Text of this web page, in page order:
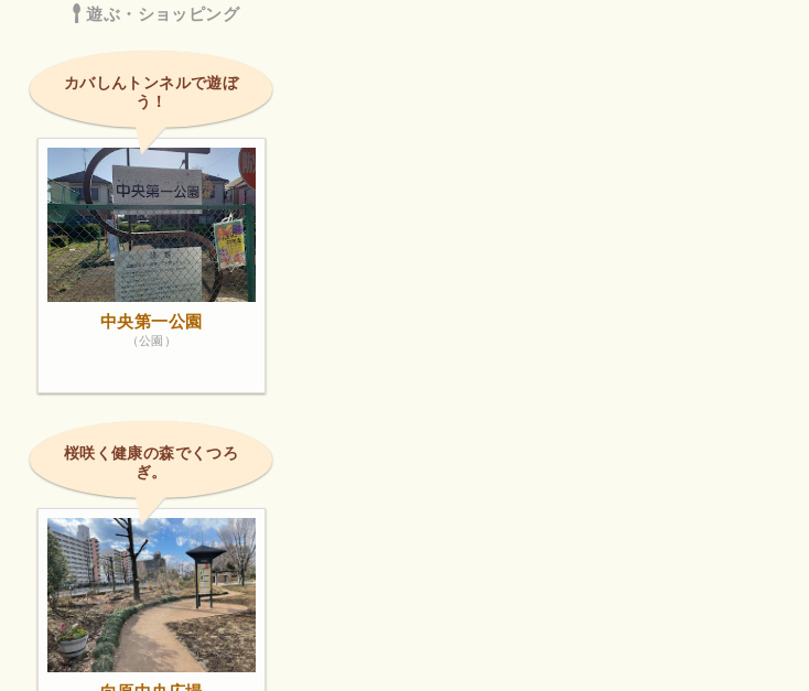
遊ぶ・ショッピング
カバしんトンネルで遊ぼ
う！
中央第一公園
（公園）
桜咲く健康の森でくつろ
ぎ。